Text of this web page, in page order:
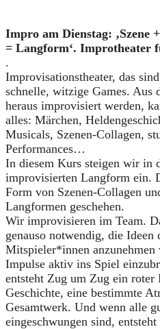
Impro am Dienstag: ‚Szene
= Langform‘. Improtheater
.
Improvisationstheater, das
schnelle, witzige Games. Aus
heraus improvisiert werden,
alles: Märchen,
Musicals, Szenen-Collagen,
Performances…
In diesem Kurs steigen wir in
improvisierten Langform ein.
Form von Szenen-Collagen
Langformen geschehen.
Wir improvisieren im Team.
genauso notwendig, die Ideen
Mitspieler*innen anzunehmen
Impulse aktiv ins Spiel
entsteht Zug um Zug ein roter
Geschichte, eine bestimmte
Gesamtwerk. Und wenn alle
eingeschwungen sind,